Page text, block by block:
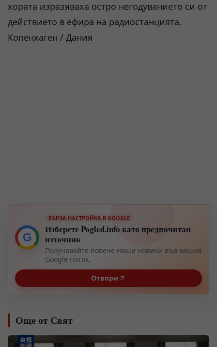
хората изразяваха остро негодуванието си от
действието в ефира на радиостанцията.
Копенхаген / Дания
G
БЪРЗА НАСТРОЙКА В GOOGLE
Изберете Pogled.info като предпочитан
източник
Получавайте повече наши новини във вашия
Google поток.
Отвори
Още от Свят